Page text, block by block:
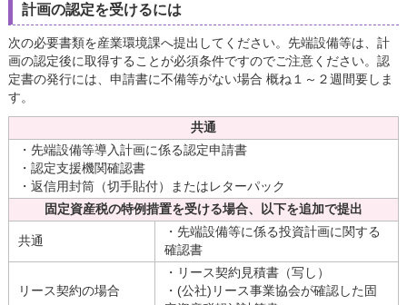
計画の認定を受けるには
次の必要書類を産業環境課へ提出してください。先端設備等は、計
画の認定後に取得することが必須条件ですのでご注意ください。認
定書の発行には、申請書に不備等がない場合 概ね１～２週間要しま
す。
共通
・先端設備等導入計画に係る認定申請書
・認定支援機関確認書
・返信用封筒（切手貼付）またはレターパック
固定資産税の特例措置を受ける場合、以下を追加で提出
共通
・先端設備等に係る投資計画に関する
確認書
リース契約の場合
・リース契約見積書（写し）
・(公社)リース事業協会が確認した固